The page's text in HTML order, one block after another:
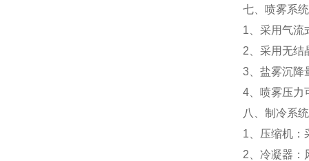
七、喷雾系
1、采用气流
2、采用无结
3、盐雾沉降
4、喷雾压力
八、制冷系统
1、压缩机：
2、冷凝器：